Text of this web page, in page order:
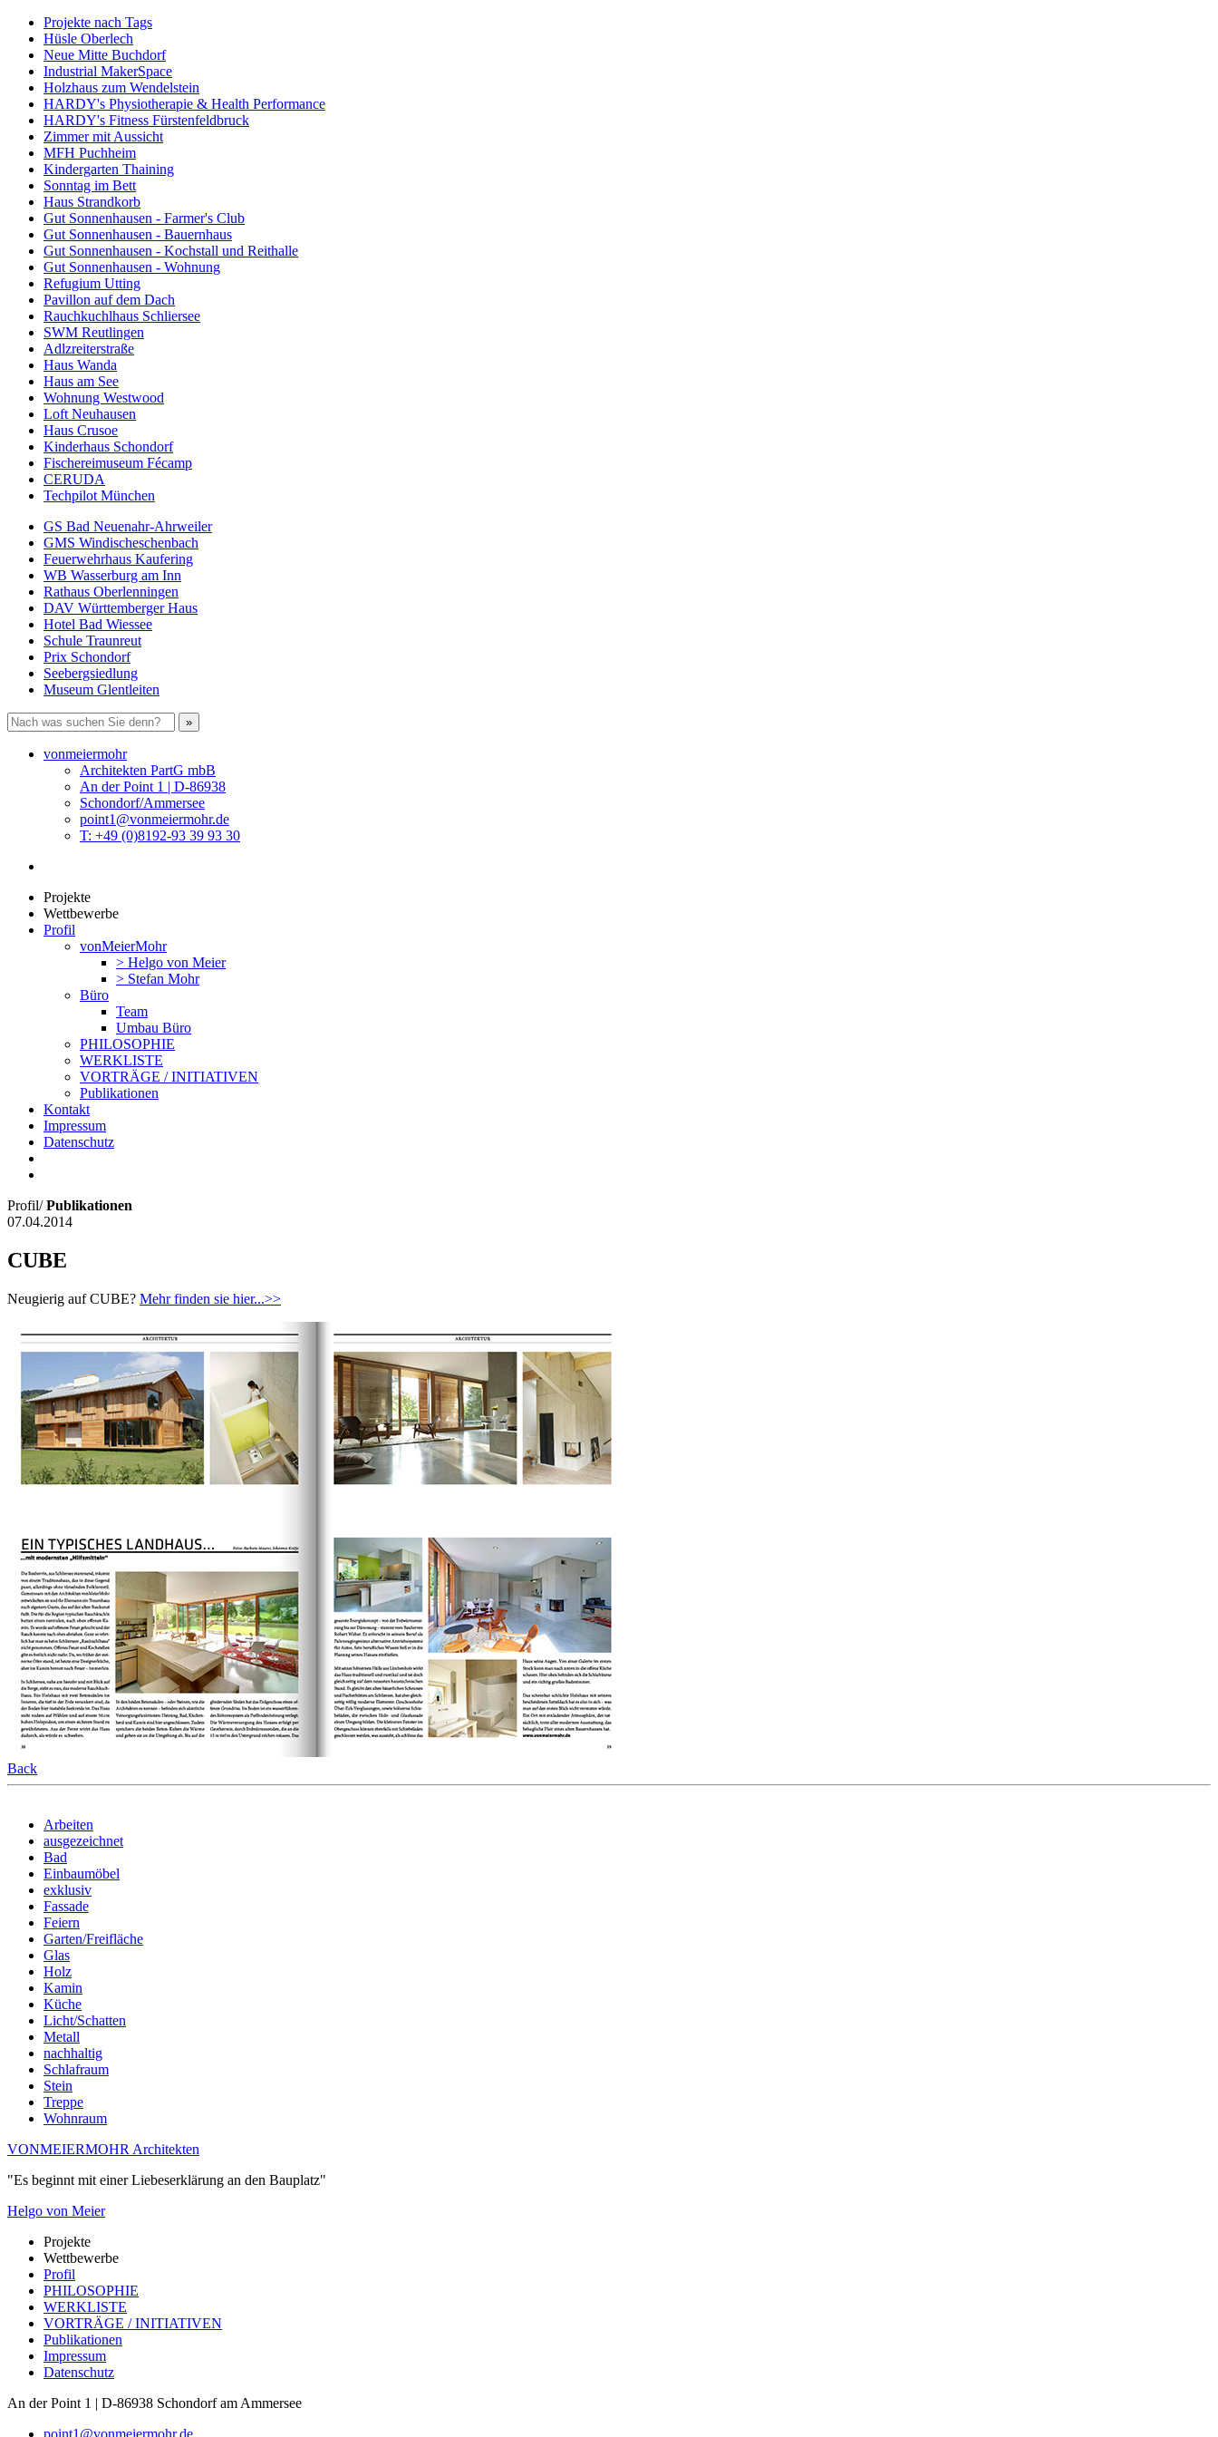
Projekte nach Tags
Hüsle Oberlech
Neue Mitte Buchdorf
Industrial MakerSpace
Holzhaus zum Wendelstein
HARDY's Physiotherapie & Health Performance
HARDY's Fitness Fürstenfeldbruck
Zimmer mit Aussicht
MFH Puchheim
Kindergarten Thaining
Sonntag im Bett
Haus Strandkorb
Gut Sonnenhausen - Farmer's Club
Gut Sonnenhausen - Bauernhaus
Gut Sonnenhausen - Kochstall und Reithalle
Gut Sonnenhausen - Wohnung
Refugium Utting
Pavillon auf dem Dach
Rauchkuchlhaus Schliersee
SWM Reutlingen
Adlzreiterstraße
Haus Wanda
Haus am See
Wohnung Westwood
Loft Neuhausen
Haus Crusoe
Kinderhaus Schondorf
Fischereimuseum Fécamp
CERUDA
Techpilot München
GS Bad Neuenahr-Ahrweiler
GMS Windischeschenbach
Feuerwehrhaus Kaufering
WB Wasserburg am Inn
Rathaus Oberlenningen
DAV Württemberger Haus
Hotel Bad Wiessee
Schule Traunreut
Prix Schondorf
Seebergsiedlung
Museum Glentleiten
vonmeiermohr
Architekten PartG mbB
An der Point 1 | D-86938
Schondorf/Ammersee
point1@vonmeiermohr.de
T: +49 (0)8192-93 39 93 30
Projekte
Wettbewerbe
Profil
vonMeierMohr
> Helgo von Meier
> Stefan Mohr
Büro
Team
Umbau Büro
PHILOSOPHIE
WERKLISTE
VORTRÄGE / INITIATIVEN
Publikationen
Kontakt
Impressum
Datenschutz
Profil/Publikationen
07.04.2014
CUBE
Neugierig auf CUBE? Mehr finden sie hier...>>
Back
Arbeiten
ausgezeichnet
Bad
Einbaumöbel
exklusiv
Fassade
Feiern
Garten/Freifläche
Glas
Holz
Kamin
Küche
Licht/Schatten
Metall
nachhaltig
Schlafraum
Stein
Treppe
Wohnraum
VONMEIERMOHR Architekten
"Es beginnt mit einer Liebeserklärung an den Bauplatz"
Helgo von Meier
Projekte
Wettbewerbe
Profil
PHILOSOPHIE
WERKLISTE
VORTRÄGE / INITIATIVEN
Publikationen
Impressum
Datenschutz
An der Point 1 | D-86938 Schondorf am Ammersee
point1@vonmeiermohr.de